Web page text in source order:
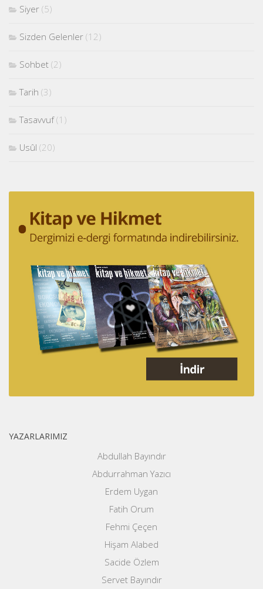
Siyer (5)
Sizden Gelenler (12)
Sohbet (2)
Tarih (3)
Tasavvuf(1)
Usûl (20)
YAZARLARIMIZ
Abdullah Bayındır
Abdurrahman Yazıcı
Erdem Uygan
Fatih Orum
Fehmi Çeçen
Hişam Alabed
Sacide Özlem
Servet Bayındır